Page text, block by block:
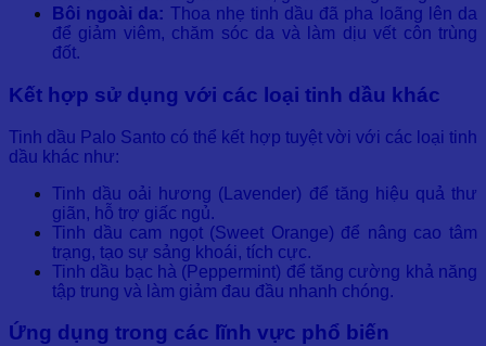
Bôi ngoài da: Thoa nhẹ tinh dầu đã pha loãng lên da
để giảm viêm, chăm sóc da và làm dịu vết côn trùng
đốt.
Kết hợp sử dụng với các loại tinh dầu khác
Tinh dầu Palo Santo có thể kết hợp tuyệt vời với các loại tinh
dầu khác như:
Tinh dầu oải hương (Lavender) để tăng hiệu quả thư
giãn, hỗ trợ giấc ngủ.
Tinh dầu cam ngọt (Sweet Orange) để nâng cao tâm
trạng, tạo sự sảng khoái, tích cực.
Tinh dầu bạc hà (Peppermint) để tăng cường khả năng
tập trung và làm giảm đau đầu nhanh chóng.
Ứng dụng trong các lĩnh vực phổ biến